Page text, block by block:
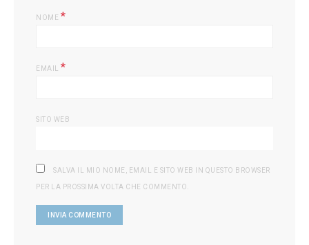
NOME *
EMAIL *
SITO WEB
SALVA IL MIO NOME, EMAIL E SITO WEB IN QUESTO BROWSER
PER LA PROSSIMA VOLTA CHE COMMENTO.